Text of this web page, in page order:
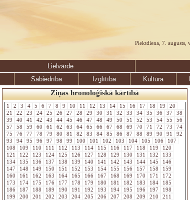
Piektdiena, 7. augusts,
Lielvārde
Sabiedrība Izglītība Kultūra
Ziņas hronoloģiskā kārtībā
1 2 3 4 5 6 7 8 9 10 11 12 13 14 15 16 17 18 19
20
21
22 23 24 25 26 27 28 29 30 31 32 33 34 35 36 37
38
39
40 41 42 43 44 45 46 47 48 49 50 51 52 53 54 55
56
57
58 59 60 61 62 63 64 65 66 67 68 69 70 71 72 73
74
75
76 77 78 79 80 81 82 83 84 85 86 87 88 89 90 91
92
93
94 95 96 97 98 99 100 101 102 103 104 105 106
107
108
109 110 111 112 113 114 115 116 117 118 119
120
121
122 123 124 125 126 127 128 129 130 131 132
133
134
135 136 137 138 139 140 141 142 143 144 145
146
147
148 149 150 151 152 153 154 155 156 157 158
159
160
161 162 163 164 165 166 167 168 169 170 171
172
173
174 175 176 177 178 179 180 181 182 183 184
185
186
187 188 189 190 191 192 193 194 195 196 197
198
199
200 201 202 203 204 205 206 207 208 209 210
211